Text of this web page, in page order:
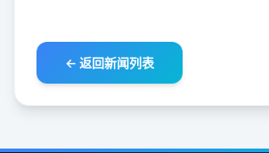
← 返回新闻列表